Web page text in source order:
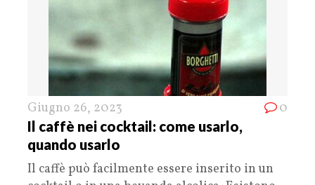
Giugno 26, 2023 0
Il caffè nei cocktail: come usarlo,
quando usarlo
Il caffè può facilmente essere inserito in un